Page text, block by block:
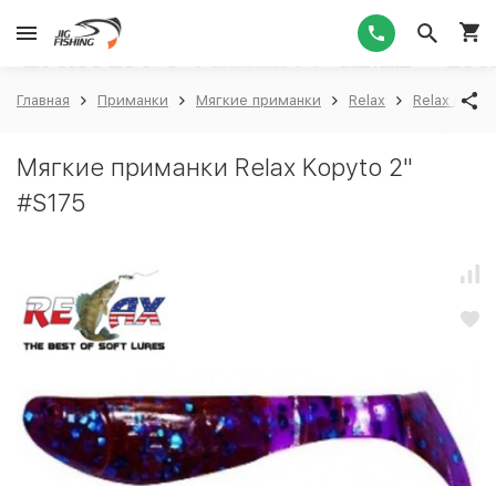
Главная Приманки Мягкие приманки Relax Relax
Мягкие приманки Relax Kopyto 2"
#S175